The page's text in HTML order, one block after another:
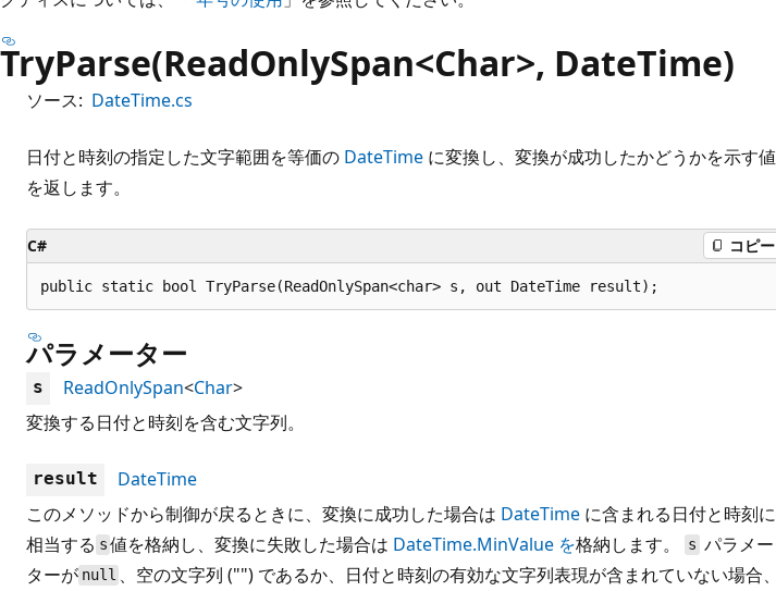
TryParse(ReadOnlySpan<Char>, DateTime)
ソース: DateTime.cs
日付と時刻の指定した文字範囲を等価の DateTime に変換し、変換が成功したかどうかを示す値
を返します。
C# コピー
public static bool TryParse(ReadOnlySpan<char> s, out DateTime result);
パラメーター
s ReadOnlySpan<Char>
変換する日付と時刻を含む文字列。
result
DateTime
このメソッドから制御が戻るときに、変換に成功した場合は DateTime に含まれる日付と時刻に
相当する s 値を格納し、変換に失敗した場合は DateTime.MinValue を格納します。 s パラメー
ターが null 、空の文字列 ("") であるか、日付と時刻の有効な文字列表現が含まれていない場合、